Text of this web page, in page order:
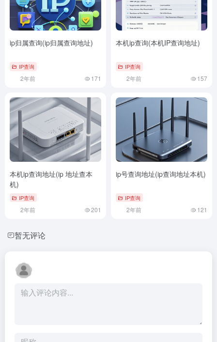
ip归属查询(ip归属查询地址)
IP查询
2年前 171
本机ip查询(本机IP查询地址)
IP查询
2年前 157
本机ip查询地址(ip 地址查本
机)
IP查询
2年前 201
ip号查询地址(ip查询地址本机)
IP查询
2年前 121
暂无评论